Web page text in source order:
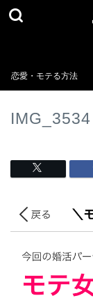
恋愛・モテる方法
IMG_3534